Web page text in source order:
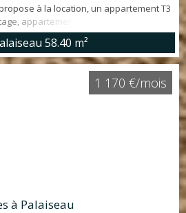
à la location, un appartement T3
appartement de 59 m² avec
E/O offrant: entrée, séjour, cuisine
salle de bains et WC. Une cave
Proche commerces. RER à 8' à pieds. A
58.40 m²
à Palaiseau
1 170 €/mois